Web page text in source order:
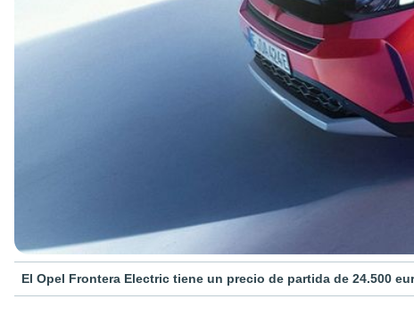
El Opel Frontera Electric tiene un precio de partida de 24.500